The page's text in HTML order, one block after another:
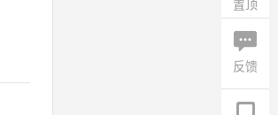
置顶
反馈